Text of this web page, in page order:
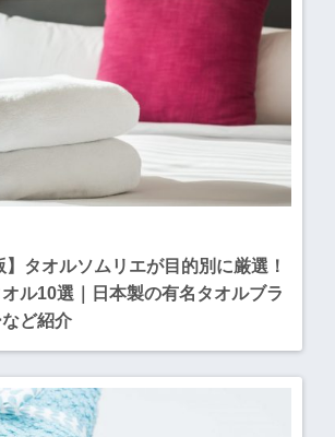
】タオルソムリエが目的別に厳選！
ル10選｜日本製の有名タオルブラ
ど紹介